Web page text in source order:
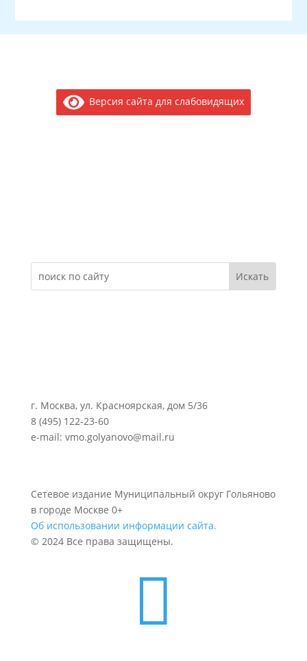
Версия сайта для слабовидящих
г. Москва, ул. Красноярская, дом 5/36
8 (495) 122-23-60
e-mail: vmo.golyanovo@mail.ru
Сетевое издание Муниципальный округ Гольяново
в городе Москве 0+
Об использовании информации сайта.
© 2024 Все права защищены.
